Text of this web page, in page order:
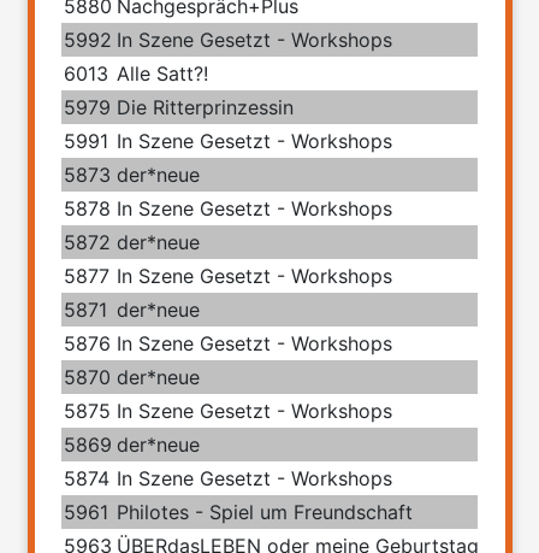
5880 Nachgespräch+Plus
5992 In Szene Gesetzt - Workshops
6013 Alle Satt?!
5979 Die Ritterprinzessin
5991 In Szene Gesetzt - Workshops
5873 der*neue
5878 In Szene Gesetzt - Workshops
5872 der*neue
5877 In Szene Gesetzt - Workshops
5871 der*neue
5876 In Szene Gesetzt - Workshops
5870 der*neue
5875 In Szene Gesetzt - Workshops
5869 der*neue
5874 In Szene Gesetzt - Workshops
5961 Philotes - Spiel um Freundschaft
5963 ÜBERdasLEBEN oder meine Geburtstage mit